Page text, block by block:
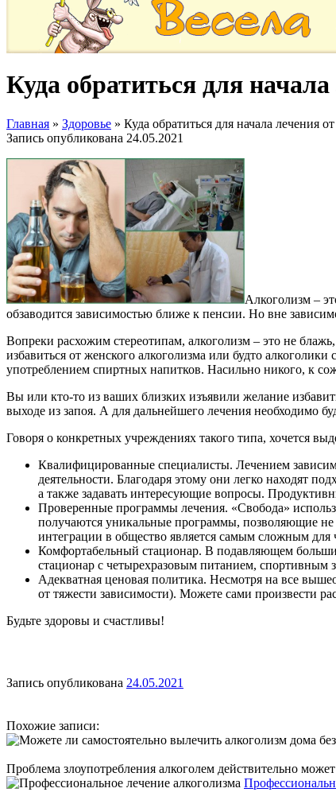
Куда обратиться для
Главная » Здоровье » Куда обратиться для начала лечения
Запись опубликована 24.05.2021
Алкоголизм –
обзаводится зависимостью ближе к пенсии. Но вне
Вопреки расхожим стереотипам, алкоголизм – это не
избавиться от женского алкоголизма или будто
употреблением спиртных напитков. Насильно никого, к
Вы или кто-то из ваших близких изъявили желание
выходе из запоя. А для дальнейшего лечения необходимо
Говоря о конкретных учреждениях такого типа, хочется
Квалифицированные специалисты. Лечением
деятельности. Благодаря этому они легко находят
а также задавать интересующие вопросы.
Проверенные программы лечения. «Свобода»
получаются уникальные программы, позволяющие не
интеграции в общество является самым сложным для
Комфортабельный стационар. В подавляющем
стационар с четырехразовым питанием, спортивным
Адекватная ценовая политика. Несмотря на все
от тяжести зависимости). Можете сами произвести
Будьте здоровы и счастливы!
Запись опубликована 24.05.2021
Похожие записи:
Проблема злоупотребления алкоголем действительно